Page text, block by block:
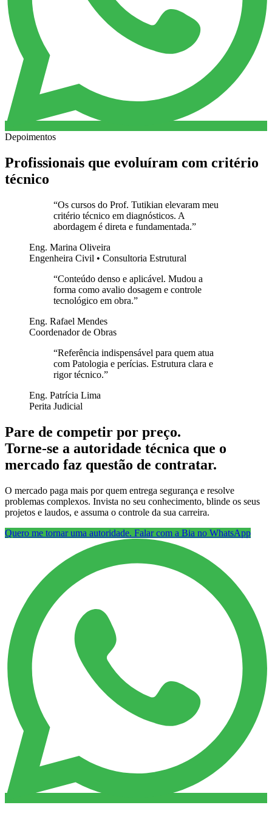
Depoimentos
Profissionais que evoluíram com critério
técnico
“Os cursos do Prof. Tutikian elevaram meu
critério técnico em diagnósticos. A
abordagem é direta e fundamentada.”
Eng. Marina Oliveira
Engenheira Civil • Consultoria Estrutural
“Conteúdo denso e aplicável. Mudou a
forma como avalio dosagem e controle
tecnológico em obra.”
Eng. Rafael Mendes
Coordenador de Obras
“Referência indispensável para quem atua
com Patologia e perícias. Estrutura clara e
rigor técnico.”
Eng. Patrícia Lima
Perita Judicial
Pare de competir por preço.
Torne-se a autoridade técnica que o
mercado faz questão de contratar.
O mercado paga mais por quem entrega segurança e resolve
problemas complexos. Invista no seu conhecimento, blinde os seus
projetos e laudos, e assuma o controle da sua carreira.
Quero me tornar uma autoridade. Falar com a Bia no WhatsApp